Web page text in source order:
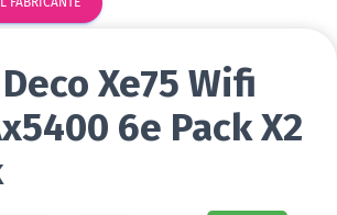
Xe75 Wifi
6e Pack X2